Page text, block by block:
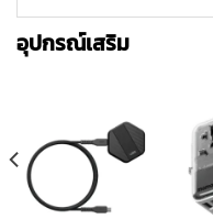
อุปกรณ์เสริม